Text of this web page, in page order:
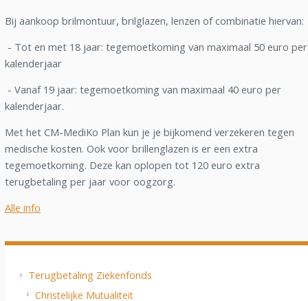
Bij aankoop brilmontuur, brilglazen, lenzen of combinatie hiervan:
- Tot en met 18 jaar: tegemoetkoming van maximaal 50 euro per
kalenderjaar
- Vanaf 19 jaar: tegemoetkoming van maximaal 40 euro per
kalenderjaar.
Met het CM-MediKo Plan kun je je bijkomend verzekeren tegen
medische kosten. Ook voor brillenglazen is er een extra
tegemoetkoming. Deze kan oplopen tot 120 euro extra
terugbetaling per jaar voor oogzorg.
Alle info
Terugbetaling Ziekenfonds
Christelijke Mutualiteit